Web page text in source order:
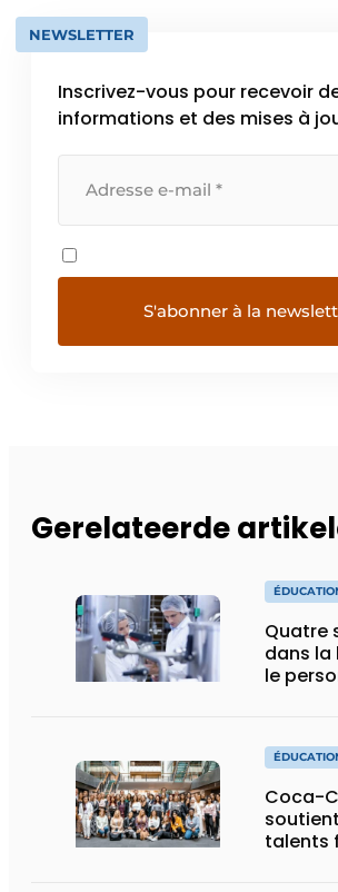
NEWSLETTER
Inscrivez-vous pour recevoir
informations et des mises à
Gerelateerde
Quatre
dans
le
Coca-
talents